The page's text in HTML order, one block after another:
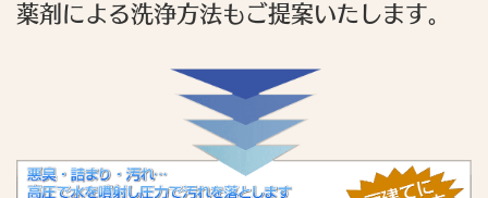
薬剤による洗浄方法もご提案いたします。